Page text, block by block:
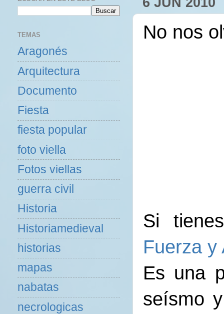
No nos
Si
Fuerza y
Es una
seísmo
TEMAS
Aragonés
Arquitectura
Documento
Fiesta
fiesta popular
foto viella
Fotos viellas
guerra civil
Historia
Historiamedieval
historias
mapas
nabatas
necrologicas